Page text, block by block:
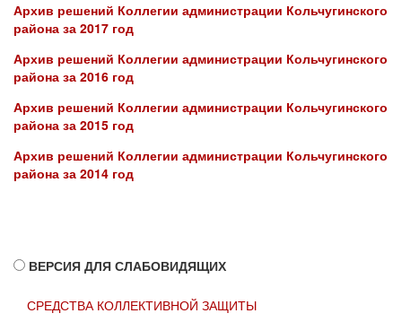
Архив решений Коллегии администрации Кольчугинского
района за 2017 год
Архив решений Коллегии администрации Кольчугинского
района за 2016 год
Архив решений Коллегии администрации Кольчугинского
района за 2015 год
Архив решений Коллегии администрации Кольчугинского
района за 2014 год
ВЕРСИЯ ДЛЯ СЛАБОВИДЯЩИХ
СРЕДСТВА КОЛЛЕКТИВНОЙ ЗАЩИТЫ